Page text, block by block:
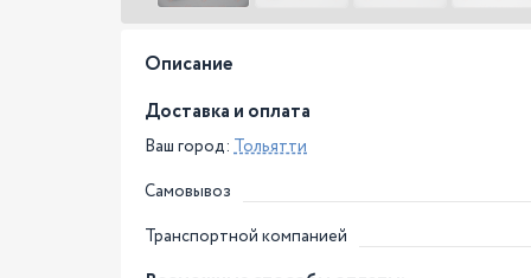
Описание
Доставка и оплата
Ваш город: Тольятти
Самовывоз
Транспортной компанией